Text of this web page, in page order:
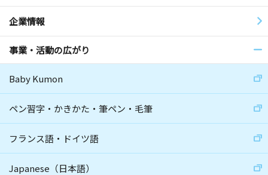
企業情報
事業・活動の広がり
Baby Kumon
ペン習字・かきかた・筆ペン・毛筆
フランス語・ドイツ語
Japanese（日本語）